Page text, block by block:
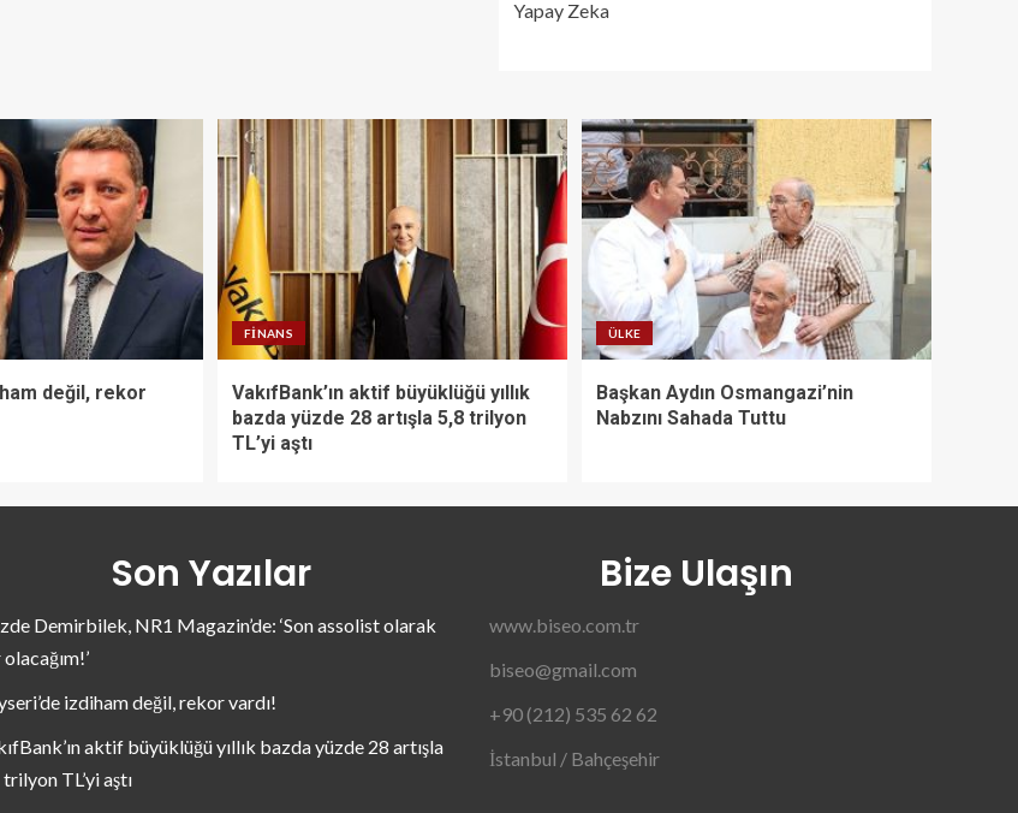
Yapay Zeka
değil, rekor
FINANS
VakıfBank’ın aktif büyüklüğü yıllık
bazda yüzde 28 artışla 5,8 trilyon
TL’yi aştı
ÜLKE
Başkan Aydın Osmangazi’nin
Nabzını Sahada Tuttu
Son Yazılar
Demirbilek, NR1 Magazin’de: ‘Son assolist olarak
izdiham değil, rekor vardı!
aktif büyüklüğü yıllık bazda yüzde 28 artışla
trilyon TL’yi aştı
Bize Ulaşın
www.biseo.com.tr
biseo@gmail.com
+90 (212) 535 62 62
İstanbul / Bahçeşehir